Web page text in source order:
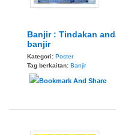
Banjir : Tindakan
banjir
Kategori: Poster
Tag berkaitan: Banjir